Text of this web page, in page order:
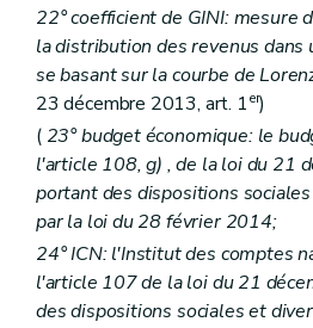
22° coefficient de GINI: mesure
la distribution des revenus dans
se basant sur la courbe de
23 décembre 2013, art. 1er)
( 23° budget économique: le
l'article 108,g) , de la loi du 21
portant des dispositions
par la loi du 28 février 2014;
24° ICN: l'Institut des comptes
l'article 107 de la loi du 21
des dispositions sociales et